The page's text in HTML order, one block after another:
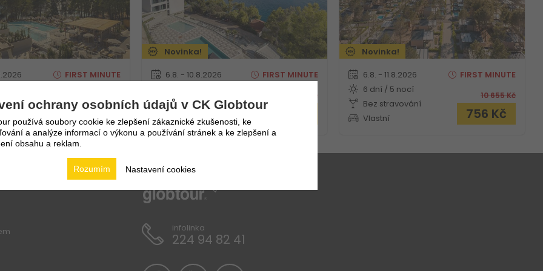
FIRST MINUTE
9 465Kč
Novinka!
6.8. - 10.8.2026
Polopenze
Vlastní
FIRST MINUTE
Kč
4 562
Novinka!
6.8. - 11.8.2026
6 dní / 5 nocí
Bez stravování
Vlastní
FIRST MINUTE
10 655Kč
756 Kč
infolinka
224 94 82 41
ochrany osobních údajů v CK Globtour
používá soubory cookie ke zlepšení zákaznické zkušenosti, ke
a analýze informací o výkonu a používání stránek a ke zlepšení a
obsahu a reklam.
Nastavení cookies
Rozumím